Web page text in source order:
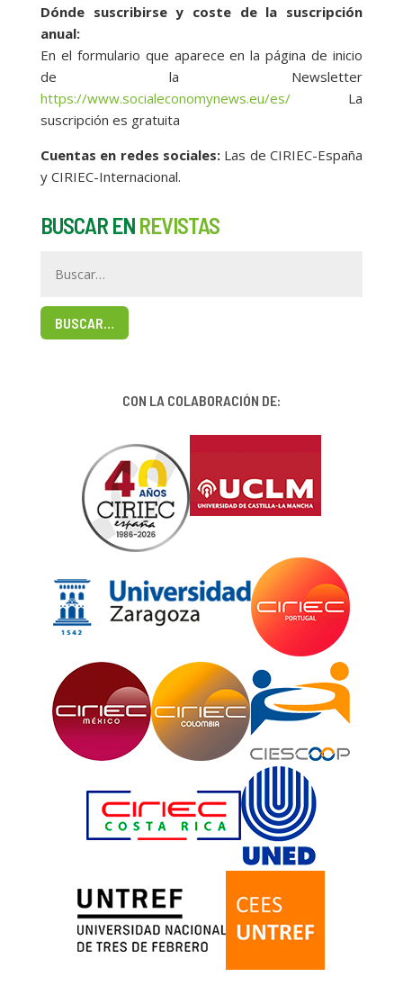
Dónde suscribirse y coste de la suscripción
anual:
En el formulario que aparece en la página de inicio
de la Newsletter
https://www.socialeconomynews.eu/es/La
suscripción es gratuita
Cuentas en redes sociales: Las de CIRIEC-España
y CIRIEC-Internacional.
BUSCAR EN REVISTAS
BUSCAR…
CON LA COLABORACIÓN DE: